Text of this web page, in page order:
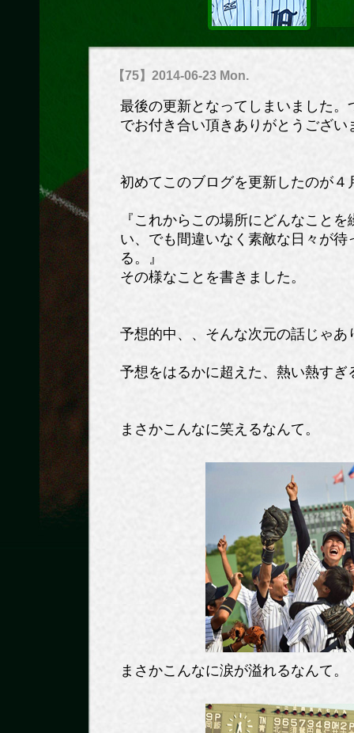
【75】2014-06-23 Mon.
最後の更新となってしまいました
でお付き合い頂きありがとうござい
初めてこのブログを更新したのが４
『これからこの場所にどんなこと
い、でも間違いなく素敵な日々が
る。』
その様なことを書きました。
予想的中、、そんな次元の話じゃあ
予想をはるかに超えた、熱い熱す
まさかこんなに笑えるなんて。
まさかこんなに涙が溢れるなんて。